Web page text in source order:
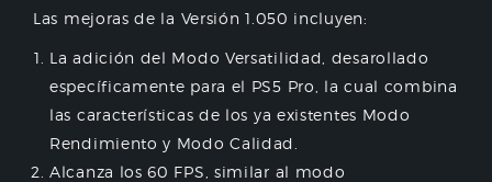
Las mejoras de la Versión 1.050 incluyen:
La adición del Modo Versatilidad, desarollado
específicamente para el PS5 Pro, la cual combina
las características de los ya existentes Modo
Rendimiento y Modo Calidad.
Alcanza los 60 FPS, similar al modo